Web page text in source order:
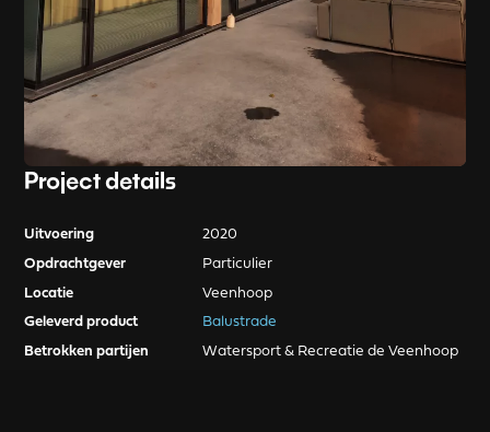
Project details
Uitvoering 2020
Opdrachtgever Particulier
Locatie Veenhoop
Geleverd product Balustrade
Betrokken partijen Watersport & Recreatie de Veenhoop